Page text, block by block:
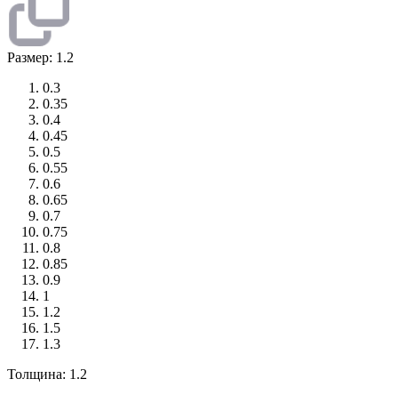
Размер: 1.2
0.3
0.35
0.4
0.45
0.5
0.55
0.6
0.65
0.7
0.75
0.8
0.85
0.9
1
1.2
1.5
1.3
Толщина: 1.2